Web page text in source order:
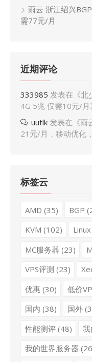
雨云 浙江绍兴
需77元/月
近期评论
333985 发表在《北
4G 5兆 仅需10元/月
uutlk 发表在《雨
21元/月，移动优化
标签云
AMD (35) BGP
KVM (102) Linux
MC服务器 (23)
VPS评测 (23)
优惠(30) 低价
国内 (38) 国外
性能测评(48)
我的世界服务器